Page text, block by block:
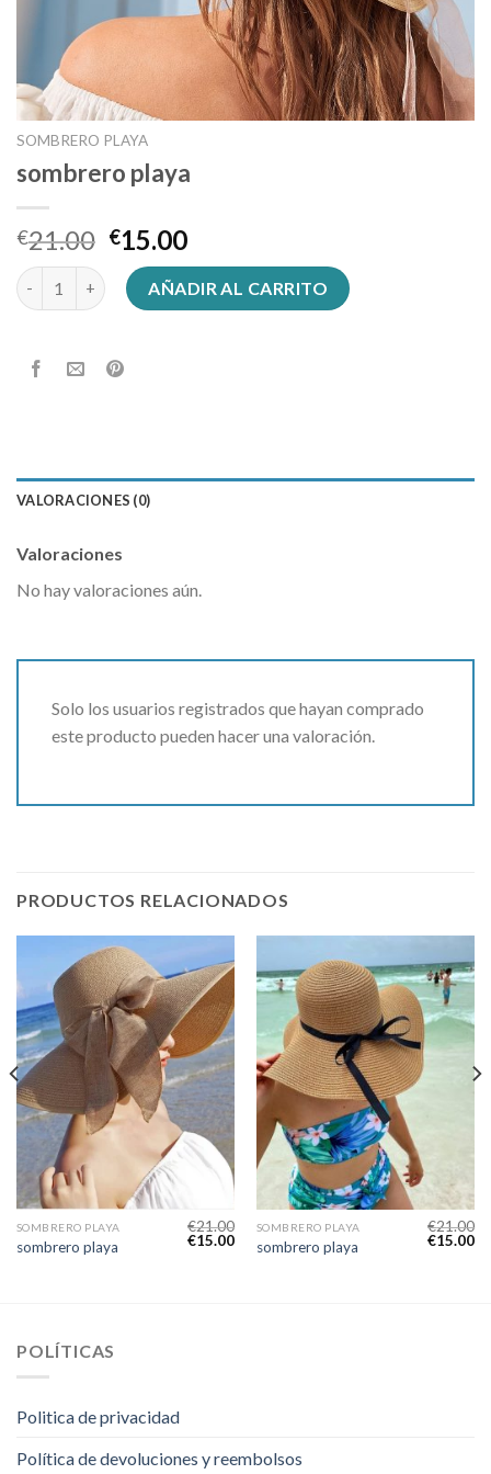
SOMBRERO PLAYA
sombrero playa
€21.00 €15.00
sombrero playa cantidadAÑADIR AL CARRITO
VALORACIONES (0)
Valoraciones
No hay valoraciones aún.
Solo los usuarios registrados que hayan comprado
este producto pueden hacer una valoración.
PRODUCTOS RELACIONADOS
SOMBRERO PLAYA
sombrero playa
€21.00
€15.00
SOMBRERO PLAYA
sombrero playa
€21.00
€15.00
POLÍTICAS
Politica de privacidad
Política de devoluciones y reembolsos